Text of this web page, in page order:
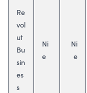
Re
vol
ut
Bu
sin
es
s
Ni
e
Ni
e